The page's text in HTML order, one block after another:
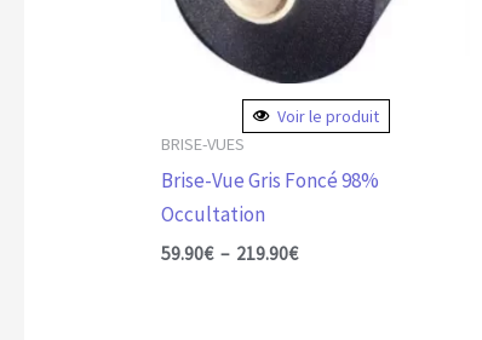
Voir le produit
BRISE-VUES
Brise-Vue Gris Foncé 98%
Occultation
59.90€ – 219.90€
peuvent
produit